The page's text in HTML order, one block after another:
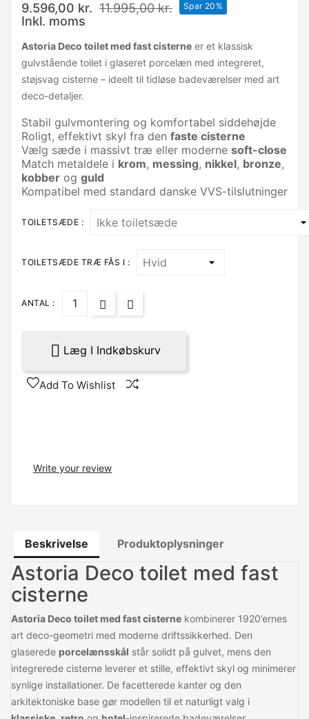
9.596,00 kr. 11.995,00 kr. Spar 20%
Inkl. moms
Astoria Deco toilet med fast cisterne er et klassisk
gulvstående toilet i glaseret porcelæn med integreret,
støjsvag cisterne – ideelt til tidløse badeværelser med art
deco-detaljer.
Stabil gulvmontering og komfortabel siddehøjde
Roligt, effektivt skyl fra den faste cisterne
Vælg sæde i massivt træ eller moderne soft-close
Match metaldele i krom, messing, nikkel, bronze,
kobber og guld
Kompatibel med standard danske VVS-tilslutninger
TOILETSÆDE :
TOILETSÆDE TRÆ FÅS I :
ANTAL :
 Læg I Indkøbskurv
Add To Wishlist
Write your review
Beskrivelse Produktoplysninger
Astoria Deco toilet med fast
cisterne
Astoria Deco toilet med fast cisterne kombinerer 1920’ernes
art deco-geometri med moderne driftssikkerhed. Den
glaserede porcelænsskål står solidt på gulvet, mens den
integrerede cisterne leverer et stille, effektivt skyl og minimerer
synlige installationer. De facetterede kanter og den
arkitektoniske base gør modellen til et naturligt valg i